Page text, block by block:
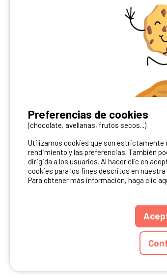
Puedes difundirlo en nuestro sitio
Contacto Ibericamp
Preferencias de cookies
(chocolate, avellanas, frutos secos...)
Utilizamos cookies que son
rendimiento y las preferencias. También
dirigida a los usuarios. Al hacer clic en
cookies para los fines descritos en
Para obtener más información, haga clic